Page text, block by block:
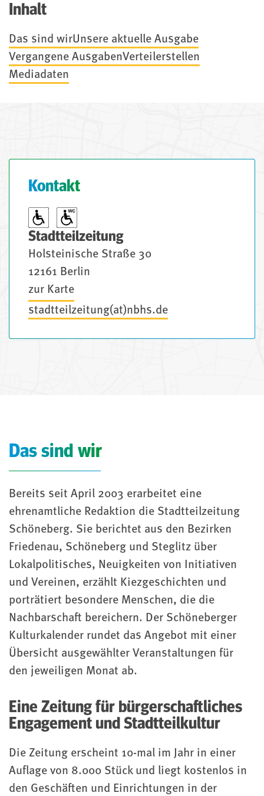
Inhalt
Das sind wirUnsere aktuelle Ausgabe
Vergangene AusgabenVerteilerstellen
Mediadaten
Kontakt
Stadtteilzeitung
Holsteinische Straße 30
12161 Berlin
zur Karte
stadtteilzeitung(at)nbhs.de
Das sind wir
Bereits seit April 2003 erarbeitet eine
ehrenamtliche Redaktion die Stadtteilzeitung
Schöneberg. Sie berichtet aus den Bezirken
Friedenau, Schöneberg und Steglitz über
Lokalpolitisches, Neuigkeiten von Initiativen
und Vereinen, erzählt Kiezgeschichten und
porträtiert besondere Menschen, die die
Nachbarschaft bereichern. Der Schöneberger
Kulturkalender rundet das Angebot mit einer
Übersicht ausgewählter Veranstaltungen für
den jeweiligen Monat ab.
Eine Zeitung für bürgerschaftliches
Engagement und Stadtteilkultur
Die Zeitung erscheint 10-mal im Jahr in einer
Auflage von 8.000 Stück und liegt kostenlos in
den Geschäften und Einrichtungen in der